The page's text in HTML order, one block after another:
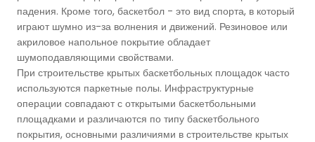
падения. Кроме того, баскетбол - это вид спорта, в который
играют шумно из-за волнения и движений. Резиновое или
акриловое напольное покрытие обладает
шумоподавляющими свойствами.
При строительстве крытых баскетбольных площадок часто
используются паркетные полы. Инфраструктурные
операции совпадают с открытыми баскетбольными
площадками и различаются по типу баскетбольного
покрытия, основными различиями в строительстве крытых